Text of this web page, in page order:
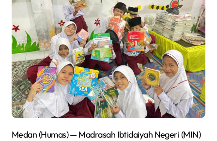
Medan (Humas) — Madrasah Ibtidaiyah Negeri (MIN)